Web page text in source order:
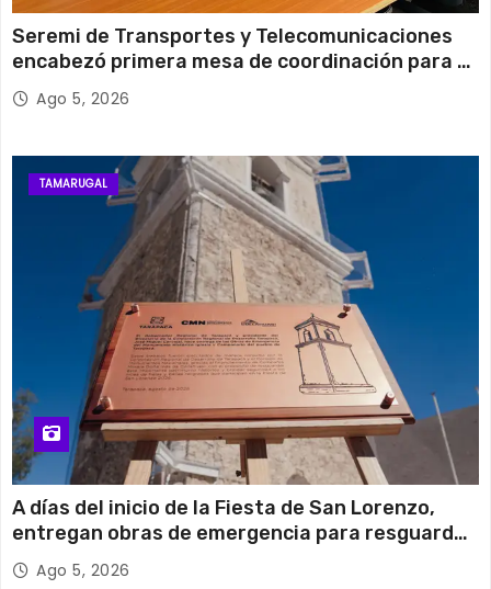
Seremi de Transportes y Telecomunicaciones
encabezó primera mesa de coordinación para el
retiro de cables en desuso en Iquique
Ago 5, 2026
TAMARUGAL
A días del inicio de la Fiesta de San Lorenzo,
entregan obras de emergencia para resguardar
su histórico campanario
Ago 5, 2026